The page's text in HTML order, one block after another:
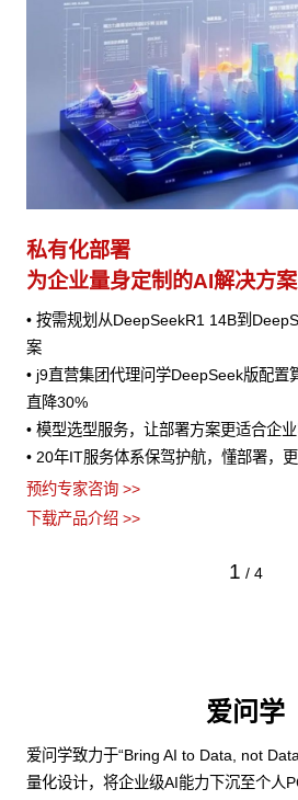
私有化部署
为企业量身定制的AI解决方案
• 按需规划从DeepSeekR1 14B到
案
• j9直营集团代理问学DeepSeek版配置
直降30%
• 模型选型服务，让部署方案更适合企
• 20年IT服务体系保驾护航，懂部署，
预约专家咨询 >>
下载产品介绍 >>
1 / 4
爱问学
爱问学致力于“Bring AI to Data, not
量化设计，将企业级AI能力下沉至个人